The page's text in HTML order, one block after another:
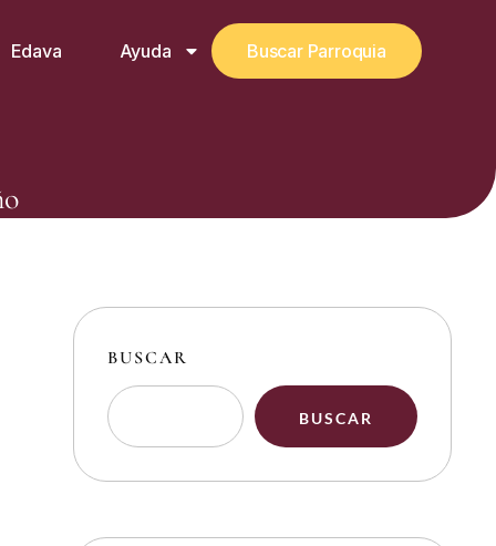
Edava Ayuda Buscar Parroquia
BUSCAR
BUSCAR